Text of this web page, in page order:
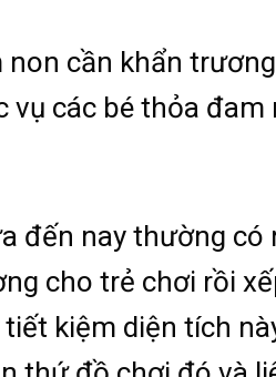
cần khẩn trương
vụ các bé thỏa đam
đến nay thường có
cho trẻ chơi rồi
kiệm diện tích